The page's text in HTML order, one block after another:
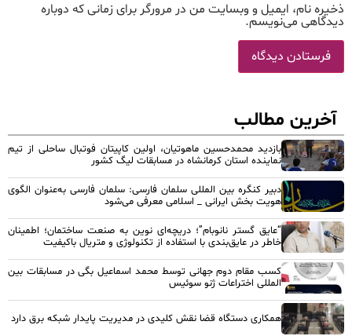
ذخیره نام، ایمیل و وبسایت من در مرورگر برای زمانی که دوباره
دیدگاهی می‌نویسم.
آخرین مطالب
بازدید محمدحسین ماهوتیان، اولین کاپیتان فوتبال ساحلی از تیم
نماینده استان کرمانشاه در مسابقات لیگ کشور
دبیر کنگره بین المللی سلمان فارسی: سلمان فارسی به‌عنوان الگوی
هویت بخش ایرانی _ اسلامی معرفی می‌شود
“عایق گستر نانوبام”؛ دریچه‌ای نوین به صنعت ساختمان؛ اطمینان
خاطر در عایق‌بندی با استفاده از تکنولوژی و متریال باکیفیت
کسب مقام دوم جهانی توسط محمد اسماعیل بگی در مسابقات بین
المللی اختراعات ژنو سوئیس
همکاری دستگاه قضا نقش کلیدی در مدیریت پایدار شبکه برق دارد